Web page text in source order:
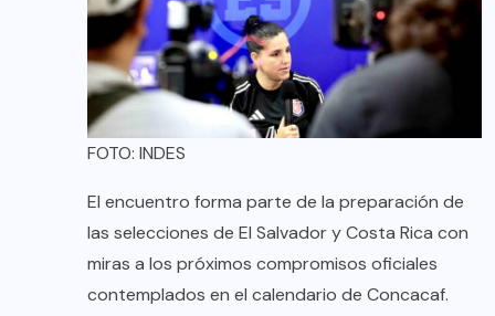
FOTO: INDES
El encuentro forma parte de la preparación de
las selecciones de El Salvador y Costa Rica con
miras a los próximos compromisos oficiales
contemplados en el calendario de Concacaf.